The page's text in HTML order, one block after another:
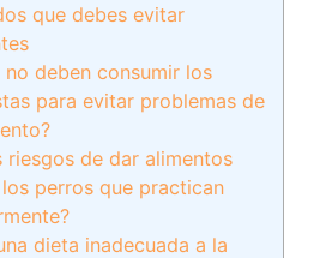
que debes evitar
no deben consumir los
para evitar problemas de
riesgos de dar alimentos
perros que practican
dieta inadecuada a la